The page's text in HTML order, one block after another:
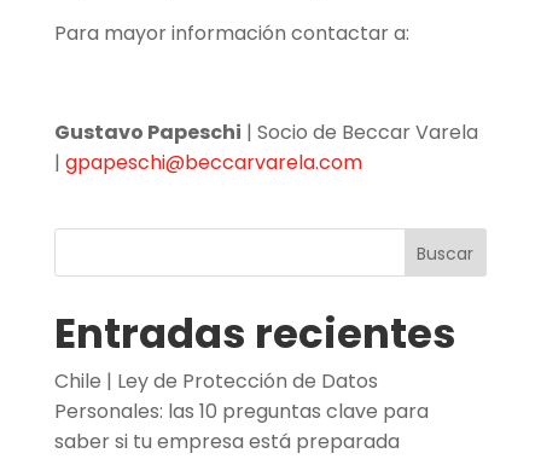
Para mayor información contactar a:
Gustavo Papeschi | Socio de Beccar Varela
| gpapeschi@beccarvarela.com
Buscar
Entradas recientes
Chile | Ley de Protección de Datos
Personales: las 10 preguntas clave para
saber si tu empresa está preparada